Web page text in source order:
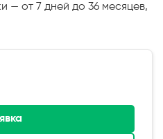
— от 7 дней до 36 месяцев,